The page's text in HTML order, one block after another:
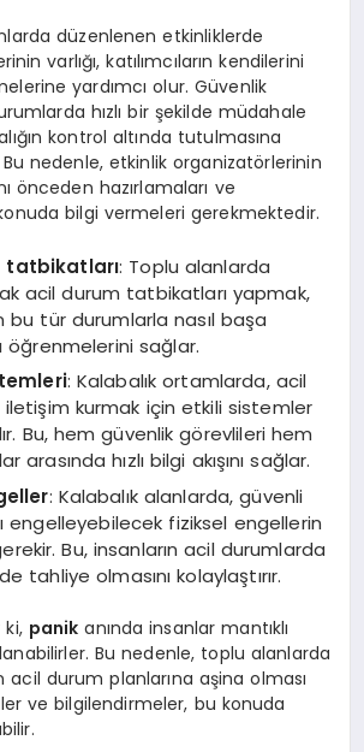
düzenlenen etkinliklerde
varlığı, katılımcıların kendilerini
yardımcı olur. Güvenlik
hızlı bir şekilde müdahale
kontrol altında tutulmasına
Bu nedenle, etkinlik organizatörlerinin
önceden hazırlamaları ve
bilgi vermeleri gerekmektedir.
tatbikatları: Toplu alanlarda
acil durum tatbikatları yapmak,
bu tür durumlarla nasıl başa
öğrenmelerini sağlar.
: Kalabalık ortamlarda, acil
kurmak için etkili sistemler
Bu, hem güvenlik görevlileri hem
arasında hızlı bilgi akışını sağlar.
: Kalabalık alanlarda, güvenli
engelleyebilecek fiziksel engellerin
Bu, insanların acil durumlarda
tahliye olmasını kolaylaştırır.
ki, panik anında insanlar mantıklı
Bu nedenle, toplu alanlarda
acil durum planlarına aşina olması
ve bilgilendirmeler, bu konuda